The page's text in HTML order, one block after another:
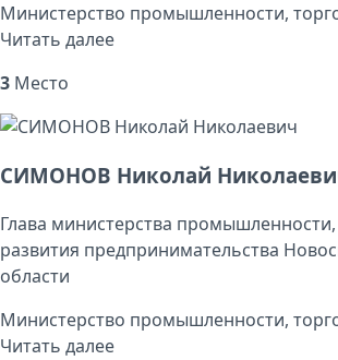
Министерство промышленности,
Читать далее
3 Место
СИМОНОВ Николай
Глава министерства
развития предпринимательства
области
Министерство промышленности,
Читать далее